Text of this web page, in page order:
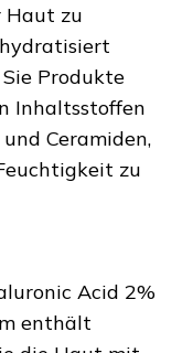
Haut zu
Produkte
Inhaltsstoffen
Ceramiden,
zu
Acid 2%
enthält